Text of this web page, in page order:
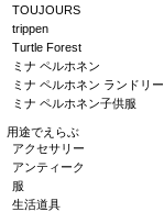
TOUJOURS
trippen
Turtle Forest
ミナ ペルホネン
ミナ ペルホネン ランドリー
ミナ ペルホネン子供服
用途でえらぶ
アクセサリー
アンティーク
服
生活道具